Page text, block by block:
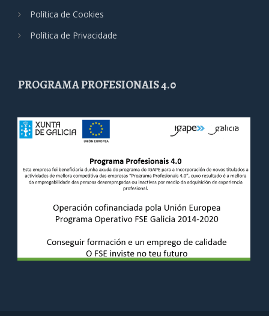
Política de Cookies
Política de Privacidade
PROGRAMA PROFESIONAIS 4.0